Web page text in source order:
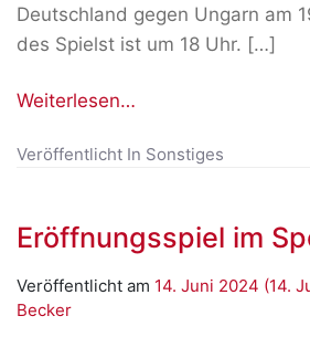
Deutschland gegen Ungarn am
des Spielst ist um 18 Uhr. […]
Weiterlesen…
Veröffentlicht In Sonstiges
Eröffnungsspiel im
Veröffentlicht am 14. Juni 2024 (14.
Becker